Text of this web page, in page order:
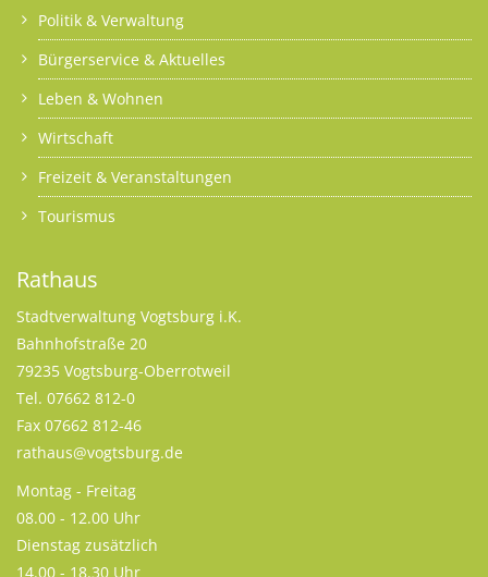
Politik & Verwaltung
Bürgerservice & Aktuelles
Leben & Wohnen
Wirtschaft
Freizeit & Veranstaltungen
Tourismus
Rathaus
Stadtverwaltung Vogtsburg i.K.
Bahnhofstraße 20
79235 Vogtsburg-Oberrotweil
Tel. 07662 812-0
Fax 07662 812-46
rathaus@vogtsburg.de
Montag - Freitag
08.00 - 12.00 Uhr
Dienstag zusätzlich
14.00 - 18.30 Uhr